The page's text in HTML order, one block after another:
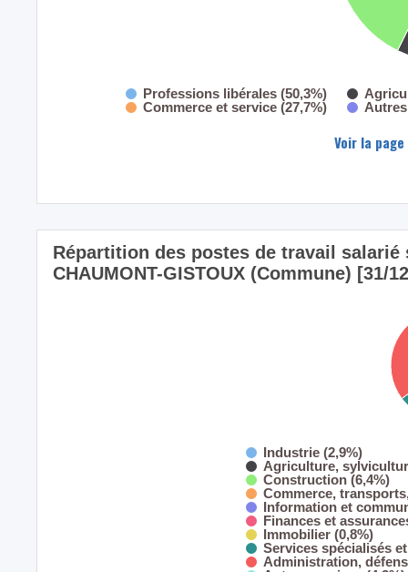
Professions libérales (50,3%)
Commerce et service (27,7%)
Voir la
Répartition des postes de travail
CHAUMONT-GISTOUX (Commune) [31/
Industrie (2,9%)
Agriculture,
Construction (6,4%)
Commerce,
Information et
Finances et
Immobilier (0,8%)
Services spécialisés
Administration,